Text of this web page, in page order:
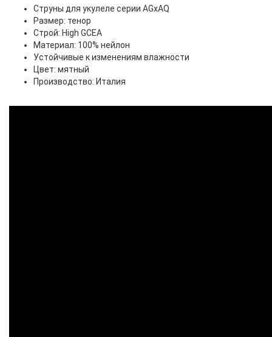
Струны для укулеле серии AGxAQ
Размер: тенор
Строй: High GCEA
Материал: 100% нейлон
Устойчивые к изменениям влажности
Цвет: мятный
Производство: Италия